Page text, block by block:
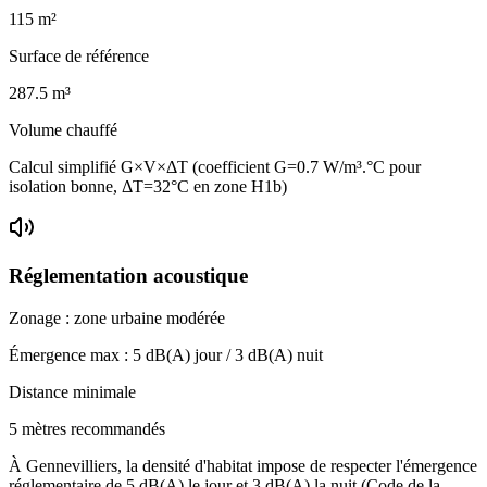
115 m²
Surface de référence
287.5 m³
Volume chauffé
Calcul simplifié G×V×ΔT (coefficient G=0.7 W/m³.°C pour
isolation bonne, ΔT=32°C en zone H1b)
Réglementation acoustique
Zonage : zone urbaine modérée
Émergence max : 5 dB(A) jour /3 dB(A) nuit
Distance minimale
5 mètres recommandés
À Gennevilliers, la densité d'habitat impose de respecter l'émergence